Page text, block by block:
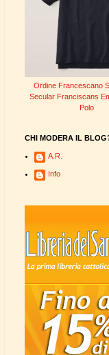
Ordine Francescano
Secular Franciscans
Polo
CHI MODERA IL
A.R.
Info